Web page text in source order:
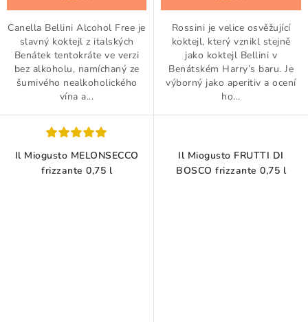
Canella Bellini Alcohol Free je
slavný koktejl z italských
Benátek tentokráte ve verzi
bez alkoholu, namíchaný ze
šumivého nealkoholického
vína a...
Rossini je velice osvěžující
koktejl, který vznikl stejně
jako koktejl Bellini v
Benátském Harry’s baru. Je
výborný jako aperitiv a ocení
ho...
Il Miogusto MELONSECCO
frizzante 0,75 l
Il Miogusto FRUTTI DI
BOSCO frizzante 0,75 l